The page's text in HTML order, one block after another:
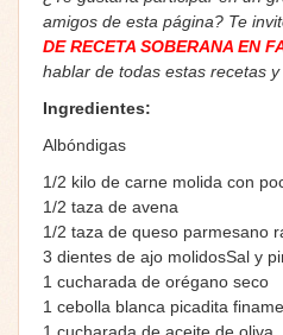
amigos de esta página? Te
DE RECETA SOBERANA EN
hablar de todas estas recetas y
Ingredientes:
Albóndigas
1/2 kilo de carne molida con
1/2 taza de avena
1/2 taza de queso parmesano
3 dientes de ajo molidosSal y
1 cucharada de orégano seco
1 cebolla blanca picadita